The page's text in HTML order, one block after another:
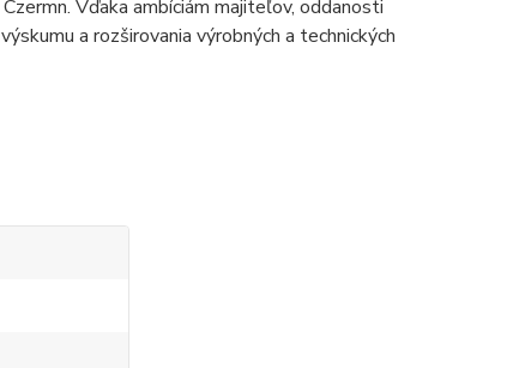
Vďaka ambíciám majiteľov, oddanosti
a rozširovania výrobných a technických